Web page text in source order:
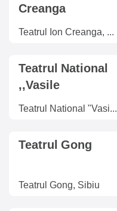
Creanga
Teatrul Ion Creanga, Bucuresti
Teatrul National
,,Vasile
Alecsandri'' IasiTeatrul National "Vasile Alecsandri", Iasi
Teatrul Gong
Teatrul Gong, Sibiu